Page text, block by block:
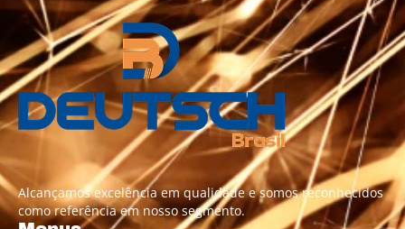
Alcançamos excelência em qualidade e somos reconhecidos
como referência em nosso segmento.